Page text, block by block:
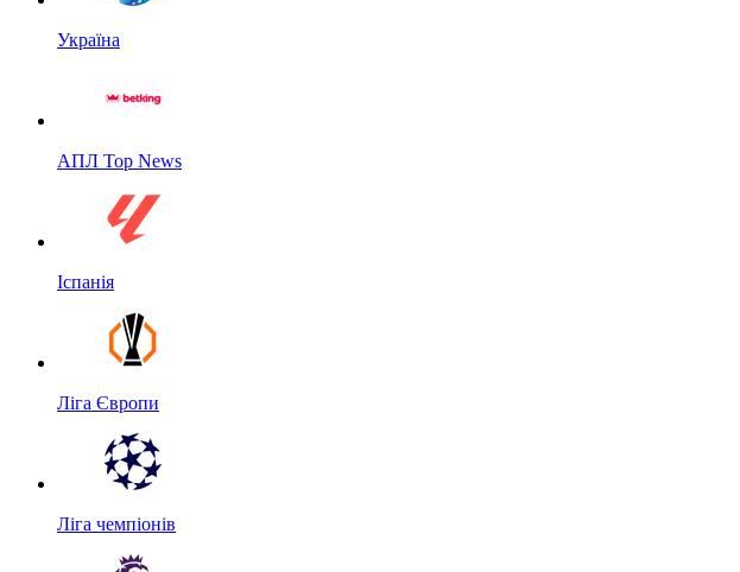
Україна
АПЛ Top News
Іспанія
Ліга Європи
Ліга чемпіонів